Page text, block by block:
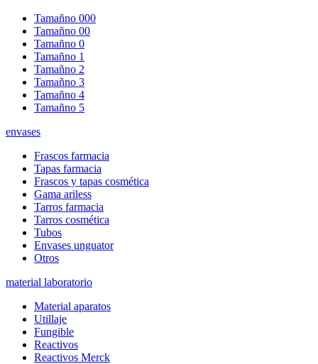
Tamañno 000
Tamañno 00
Tamañno 0
Tamañno 1
Tamañno 2
Tamañno 3
Tamañno 4
Tamañno 5
envases
Frascos farmacia
Tapas farmacia
Frascos y tapas cosmética
Gama ariless
Tarros farmacia
Tarros cosmética
Tubos
Envases unguator
Otros
material laboratorio
Material aparatos
Utillaje
Fungible
Reactivos
Reactivos Merck